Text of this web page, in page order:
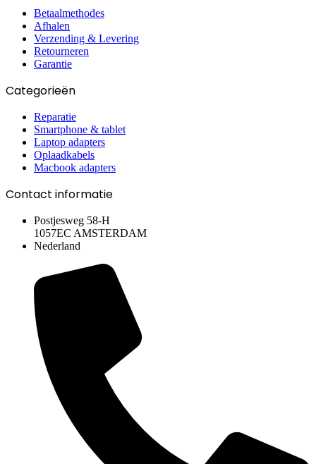
Betaalmethodes
Afhalen
Verzending & Levering
Retourneren
Garantie
Categorieën
Reparatie
Smartphone & tablet
Laptop adapters
Oplaadkabels
Macbook adapters
Contact informatie
Postjesweg 58-H
1057EC AMSTERDAM
Nederland